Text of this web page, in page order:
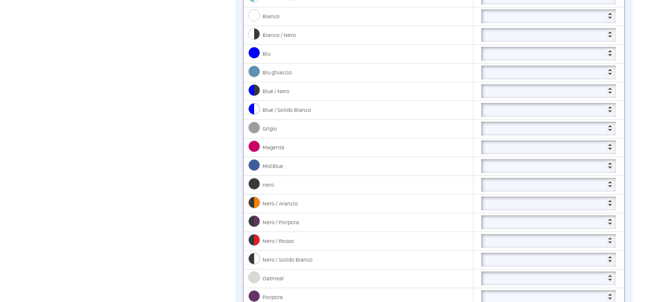
Bianco
Bianco / Nero
Blu
Blu ghiaccio
Blue / Nero
Blue / Solido Bianco
Grigio
Magenta
Mid Blue
nero
Nero / Arancio
Nero / Porpora
Nero / Rosso
Nero / Solido Bianco
Oatmeal
Porpora